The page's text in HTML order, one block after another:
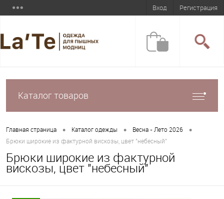
Вход Регистрация
Каталог товаров
Главная страница • Каталог одежды • Весна - Лето 2026 •
Брюки широкие из фактурной вискозы, цвет "небесный"
Брюки широкие из фактурной
вискозы, цвет "небесный"